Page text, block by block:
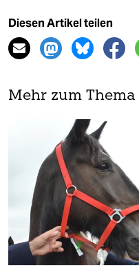
Diesen Artikel teilen
Mehr zum Thema